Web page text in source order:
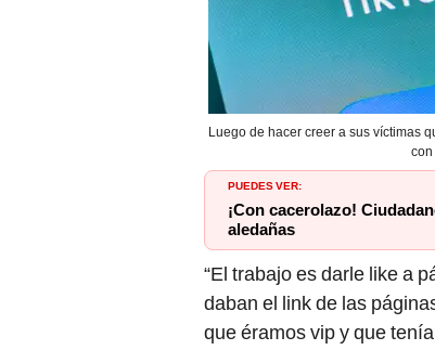
Luego de hacer creer a sus víctimas
con
PUEDES VER:
¡Con cacerolazo!
aledañas
“El trabajo es darle like a
daban el link de las
que éramos vip y que